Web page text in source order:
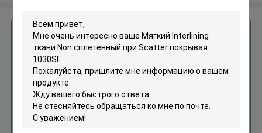
Получить лучшую цену для
Мягкий Interlining ткани Non
сплетенный при Scatter
покрывая 1030SF